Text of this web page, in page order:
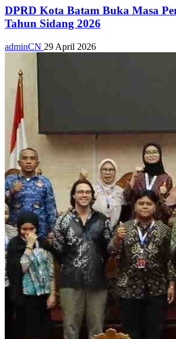
DPRD Kota Batam Buka Masa
Tahun Sidang 2026
adminCN 29 April 2026